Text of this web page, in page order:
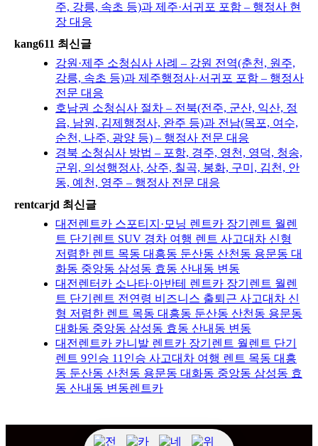
주, 강릉, 속초 등)과 제주·서귀포 포함 – 행정사 현
장 대응
kang611 최신글
강원·제주 소청심사 사례 – 강원 전역(춘천, 원주,
강릉, 속초 등)과 제주행정사·서귀포 포함 – 행정사
전문 대응
호남권 소청심사 절차 – 전북(전주, 군산, 익산, 정
읍, 남원, 김제행정사, 완주 등)과 전남(목포, 여수,
순천, 나주, 광양 등) – 행정사 전문 대응
경북 소청심사 방법 – 포항, 경주, 영천, 영덕, 청송,
군위, 의성행정사, 상주, 칠곡, 봉화, 구미, 김천, 안
동, 예천, 영주 – 행정사 전문 대응
rentcarjd 최신글
대전렌트카 스포티지·모닝 렌트카 장기렌트 월렌
트 단기렌트 SUV 경차 여행 렌트 사고대차 신형
저렴한 렌트 목동 대흥동 둔산동 산천동 용문동 대
화동 중앙동 삼성동 효동 산내동 변동
대전렌터카 소나타·아반테 렌트카 장기렌트 월렌
트 단기렌트 전연령 비즈니스 출퇴근 사고대차 신
형 저렴한 렌트 목동 대흥동 둔산동 산천동 용문동
대화동 중앙동 삼성동 효동 산내동 변동
대전렌트카 카니발 렌트카 장기렌트 월렌트 단기
렌트 9인승 11인승 사고대차 여행 렌트 목동 대흥
동 둔산동 산천동 용문동 대화동 중앙동 삼성동 효
동 산내동 변동렌트카